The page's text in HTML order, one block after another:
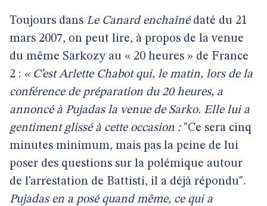
Toujours dans Le Canard enchaînédaté du 21
mars 2007, on peut lire, à propos de la venue
du même Sarkozy au « 20 heures » de France
2 : « C’est Arlette Chabot qui, le matin, lors de la
conférence de préparation du 20 heures, a
annoncé à Pujadas la venue de Sarko. Elle lui a
gentiment glissé à cette occasion :"Ce sera cinq
minutes minimum, mais pas la peine de lui
poser des questions sur la polémique autour
de l’arrestation de Battisti, il a déjà répondu".
Pujadas en a posé quand même, ce qui a